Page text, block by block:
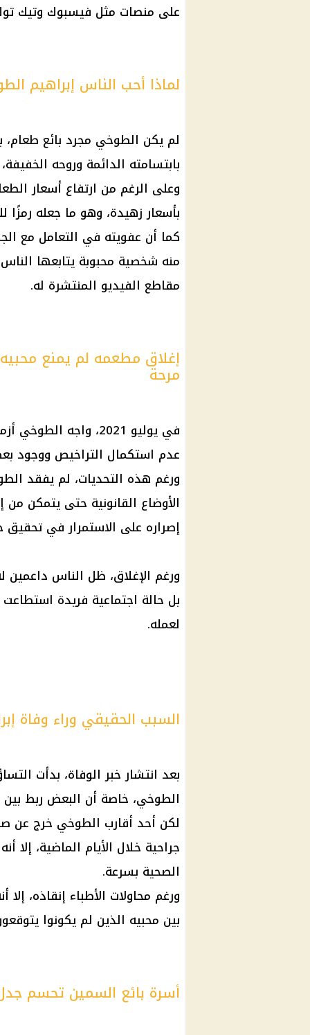
على منصات مثل فيسبوك وتيك
لماذا أحب الناس إبراهيم
لم يكن الطوخي مجرد بائع
بابتسامته الدائمة وروحه
وعلى الرغم من ارتفاع أسعار
بأسعار زهيدة، وهو ما جعله رمزًا
كما أن عفويته في التعامل مع
منه شخصية محبوبة يتابعها
مقاطع الفيديو المنتشرة له.
إغلاق مطعمه لم يمنع
مرحة
في يوليو 2021،
عدم استكمال التراخيص ووجود
ورغم هذه التحديات، لم يفقد
الأوضاع القانونية حتى يتمكن
إصراره على الاستمرار في تحقيق
ورغم الإغلاق، ظل الناس
بل حالة اجتماعية فريدة
لعمله.
السبب الحقيقي وراء وفاة
بعد انتشار خبر الوفاة، بدأت
الطوخي، خاصة أن البعض ربط
لكن أحد أقارب الطوخي خرج
جراحية خلال الأيام الماضية،
الصحية بسرعة.
ورغم محاولات الأطباء إنقاذه،
بين محبيه الذين لم يكونوا
أسرة بائع السمين تحسم